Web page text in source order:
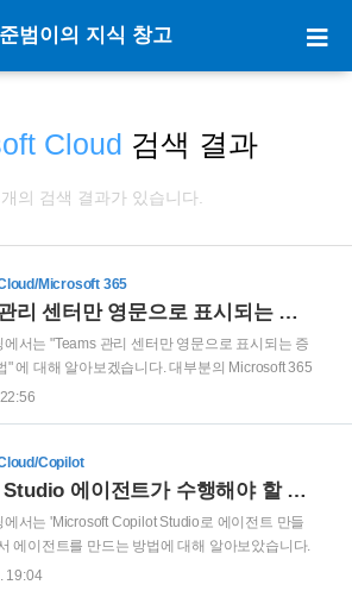
준범이의 지식 창고
Cloud 검색 결과
의 검색 결과가 있습니다.
Microsoft 365
Teams 관리 센터만 영문으로 표시되는 증상 해결 방법
에서는 "Teams 관리 센터만 영문으로 표시되는 증
" 에 대해 알아보겠습니다. 대부분의 Microsoft 365
표시 언어가 기본 표시 언어인 한글로 정상적으로
속성을 한글로 변경함으로써, 간략하게 조
에 대해 설명 드려보겠습니다. 먼저 Microsoft
을 관리자 권한으로 실행 후, 다음 cmdlet 명령
니다.Connect-MgGraph -Scopes
Copilot
Copilot Studio 에이전트가 수행해야 할 작업을 설명하는 것으로 구축 시작하기
에서는 'Microsoft Copilot Studio로 에이전트 만들
에이전트를 만드는 방법에 대해 알아보았습니다.
Studio로 에이전트 만들기이번 포스팅에서는
19:04